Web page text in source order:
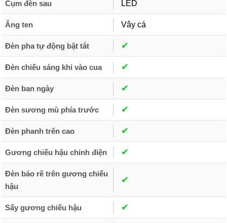
Cụm đèn sau LED
Ăng ten Vây cá
Đèn pha tự động bật tắt ✔︎
Đèn chiếu sáng khi vào cua ✔︎
Đèn ban ngày ✔︎
Đèn sương mù phía trước ✔︎
Đèn phanh trên cao ✔︎
Gương chiếu hậu chỉnh điện ✔︎
Đèn báo rẽ trên gương chiếu
hậu
✔︎
Sấy gương chiếu hậu ✔︎